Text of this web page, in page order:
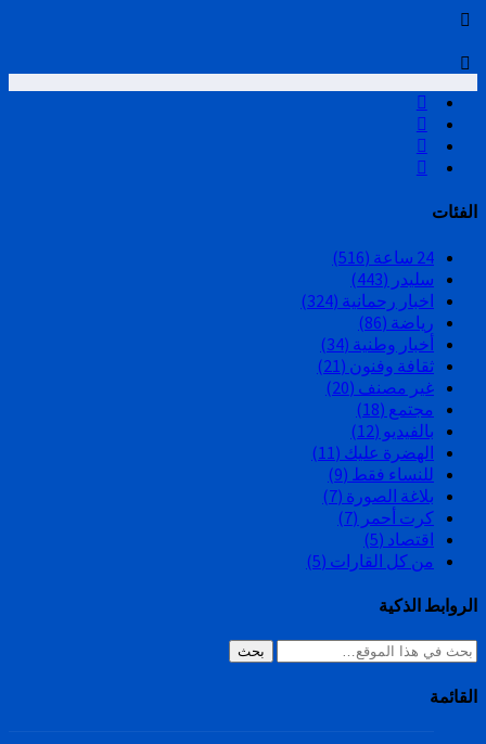
الفئات
24 ساعة
(516)
سليدر (443)
اخبار رحمانية (324)
رياضة (86)
أخبار وطنية (34)
ثقافة وفنون (21)
غير مصنف (20)
مجتمع (18)
بالفيديو (12)
الهضرة عليك (11)
للنساء فقط (9)
بلاغة الصورة (7)
كرت أحمر (7)
اقتصاد (5)
من كل القارات (5)
الروابط الذكية
بحث
القائمة